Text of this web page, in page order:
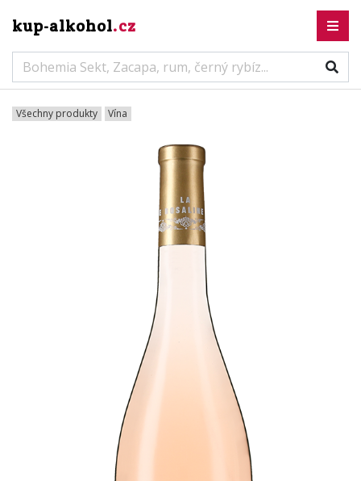
kup-alkohol.cz
Všechny produkty Vína